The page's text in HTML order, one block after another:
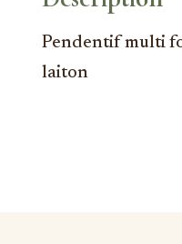
Pendentif multi
laiton